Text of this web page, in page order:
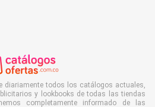
diariamente todos los catálogos actuales,
y lookbooks de todas las tiendas
completamente informado de las